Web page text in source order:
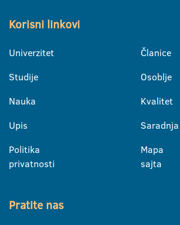
Korisni linkovi
Univerzitet
Studije
Nauka
Upis
Politika
privatnosti
Članice
Osoblje
Kvalitet
Saradnja
Mapa
sajta
Pratite nas